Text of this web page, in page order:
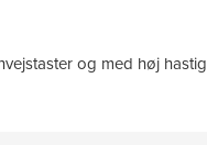
og med høj